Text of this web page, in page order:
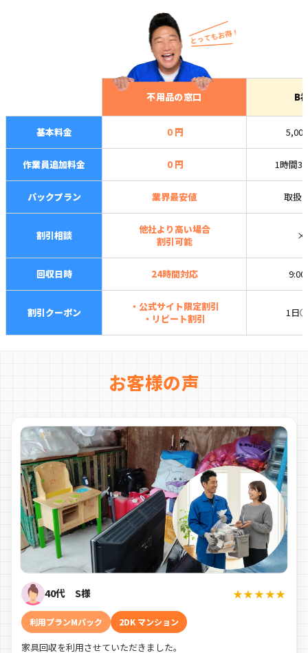
不用品の窓口 B
基本料金 ０円
作業員追加料金 ０円 1時間
パックプラン 業界最安値 取扱
割引相談
他社より高い場合
割引可能
×
回収日時 24時間対応 9:00
割引クーポン
・公式サイト限定割引
・リピート割引
1日
お客様の声
40代 S様 ★★★★★
利用プランMパック 2DK マンション
家具回収を利用させていただきました。